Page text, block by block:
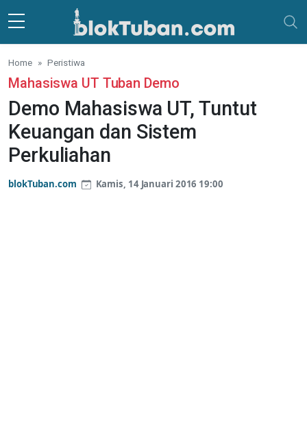
Skip to main content
Home Peristiwa
Mahasiswa UT Tuban Demo
Demo Mahasiswa UT, Tuntut
Keuangan dan Sistem
Perkuliahan
blokTuban.com Kamis, 14 Januari 2016 19:00